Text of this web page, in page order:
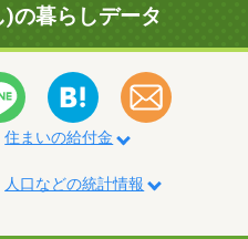
の暮らしデータ
住まいの給付金
人口などの統計情報